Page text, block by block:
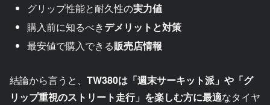
グリップ性能と耐久性の実力値
購入前に知るべきデメリットと対策
最安値で購入できる販売店情報
結論から言うと、 TW380は「週末サーキット派」や「グ
リップ重視のストリート走行」を楽しむ方に最適なタイヤ